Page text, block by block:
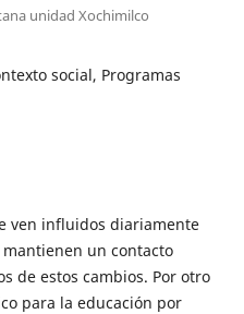
unidad Xochimilco
social, Programas
ven influidos diariamente
un contacto
de estos cambios. Por otro
para la educación por